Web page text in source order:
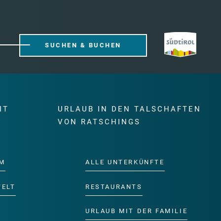
SUCHEN & BUCHEN
URLAUB IN DEN TALSCHAFTEN
VON RATSCHINGS
ALLE UNTERKÜNFTE
RESTAURANTS
URLAUB MIT DER FAMILIE